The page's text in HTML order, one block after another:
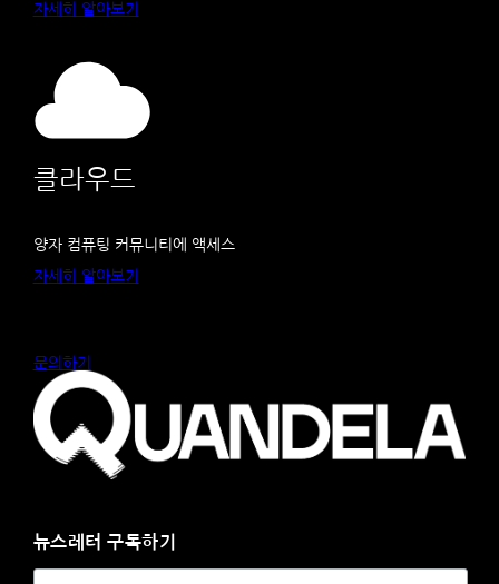
자세히 알아보기
클라우드
양자 컴퓨팅 커뮤니티에 액세스
자세히 알아보기
문의하기
뉴스레터 구독하기